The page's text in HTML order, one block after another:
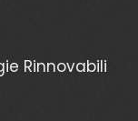
Rinnovabili